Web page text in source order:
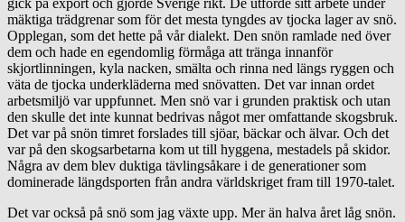
gick på export och gjorde Sverige rikt. De utförde sitt arbete under
mäktiga trädgrenar som för det mesta tyngdes av tjocka lager av snö.
Opplegan, som det hette på vår dialekt. Den snön ramlade ned över
dem och hade en egendomlig förmåga att tränga innanför
skjortlinningen, kyla nacken, smälta och rinna ned längs ryggen och
väta de tjocka underkläderna med snövatten. Det var innan ordet
arbetsmiljö var uppfunnet. Men snö var i grunden praktisk och utan
den skulle det inte kunnat bedrivas något mer omfattande skogsbruk.
Det var på snön timret forslades till sjöar, bäckar och älvar. Och det
var på den skogsarbetarna kom ut till hyggena, mestadels på skidor.
Några av dem blev duktiga tävlingsåkare i de generationer som
dominerade längdsporten från andra världskriget fram till 1970-talet.
Det var också på snö som jag växte upp. Mer än halva året låg snön.